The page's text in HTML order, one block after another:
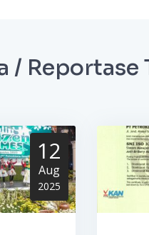
/ Reportase
12
Aug
2025